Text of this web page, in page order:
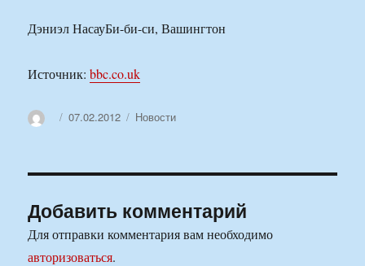
Дэниэл НасауБи-би-си, Вашингтон
Источник:bbc.co.uk
АвторОпубликовано
07.02.2012 Рубрики
Новости
Добавить комментарий
Для отправки комментария вам необходимо
авторизоваться.